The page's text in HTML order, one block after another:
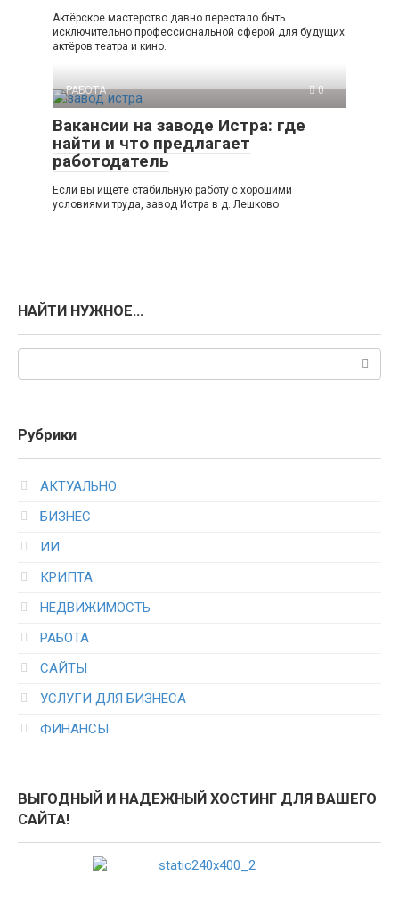
Актёрское мастерство давно перестало быть
исключительно профессиональной сферой для будущих
актёров театра и кино.
РАБОТА 0
Вакансии на заводе Истра: где
найти и что предлагает
работодатель
Если вы ищете стабильную работу с хорошими
условиями труда, завод Истра в д. Лешково
НАЙТИ НУЖНОЕ…
Рубрики
АКТУАЛЬНО
БИЗНЕС
ИИ
КРИПТА
НЕДВИЖИМОСТЬ
РАБОТА
САЙТЫ
УСЛУГИ ДЛЯ БИЗНЕСА
ФИНАНСЫ
ВЫГОДНЫЙ И НАДЕЖНЫЙ ХОСТИНГ ДЛЯ ВАШЕГО
САЙТА!